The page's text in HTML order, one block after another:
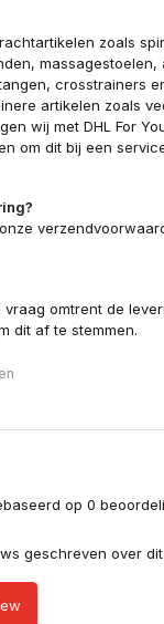
zoals
massagestoelen,
crosstrainers
artikelen zoals
wij met DHL For
om dit bij een
omtrent de
dit af te stemmen.
op 0
geschreven over